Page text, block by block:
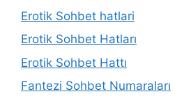
Erotik Sohbet hatlari
Erotik Sohbet Hatları
Erotik Sohbet Hattı
Fantezi Sohbet Numaraları